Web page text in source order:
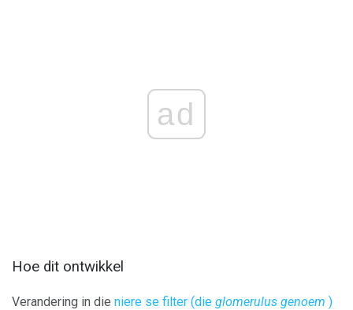
ad
Hoe dit ontwikkel
Verandering in die niere se filter (die glomerulus genoem )